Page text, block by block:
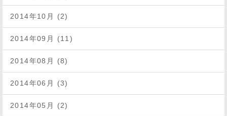
2014年10月 (2)
2014年09月 (11)
2014年08月 (8)
2014年06月 (3)
2014年05月 (2)